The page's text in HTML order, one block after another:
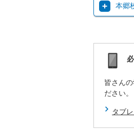
本郷
皆さん
ださい。
タブ